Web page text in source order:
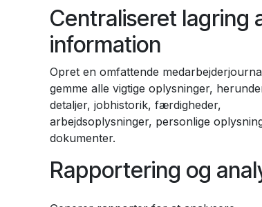
Centraliseret lagring
information
Opret en omfattende
gemme alle vigtige oplysninger,
detaljer, jobhistorik, færdigheder,
arbejdsoplysninger, personlige
dokumenter.
Rapportering og